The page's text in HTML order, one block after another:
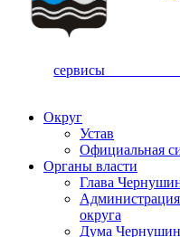
Округ
Устав
Официальная
Органы власти
Глава
округа
Дума